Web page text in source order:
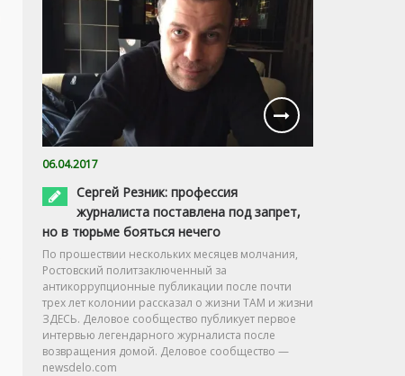
06.04.2017
Сергей Резник: профессия
журналиста поставлена под запрет,
но в тюрьме бояться нечего
По прошествии нескольких месяцев молчания,
Ростовский политзаключенный за
антикоррупционные публикации после почти
трех лет колонии рассказал о жизни ТАМ и жизни
ЗДЕСЬ. Деловое сообщество публикует первое
интервью легендарного журналиста после
возвращения домой. Деловое сообщество —
newsdelo.com